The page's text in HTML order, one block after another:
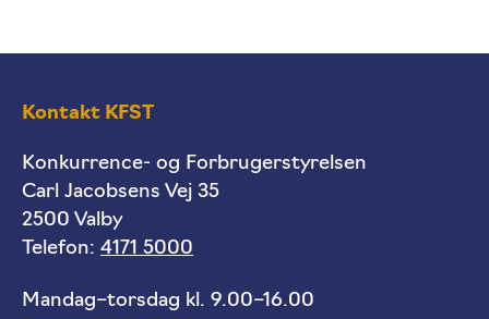
Kontakt KFST
Konkurrence- og Forbrugerstyrelsen
Carl Jacobsens Vej 35
2500 Valby
Telefon: 4171 5000
Mandag–torsdag kl. 9.00–16.00